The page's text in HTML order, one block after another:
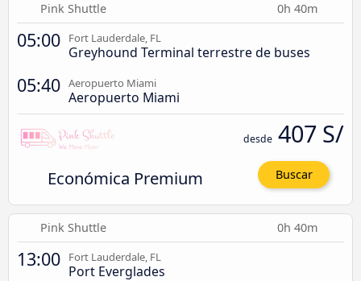
Pink Shuttle 0h 40m
05:00 Fort Lauderdale, FL
Greyhound Terminal terrestre de buses
05:40 Aeropuerto Miami
Aeropuerto Miami
Económica Premium
desde 407 S/
Buscar
Pink Shuttle 0h 40m
13:00 Fort Lauderdale, FL
Port Everglades